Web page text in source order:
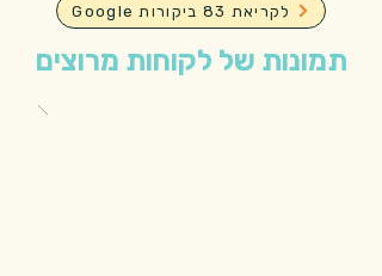
Google לקריאת 83 ביקורות
תמונות של לקוחות מרוצים